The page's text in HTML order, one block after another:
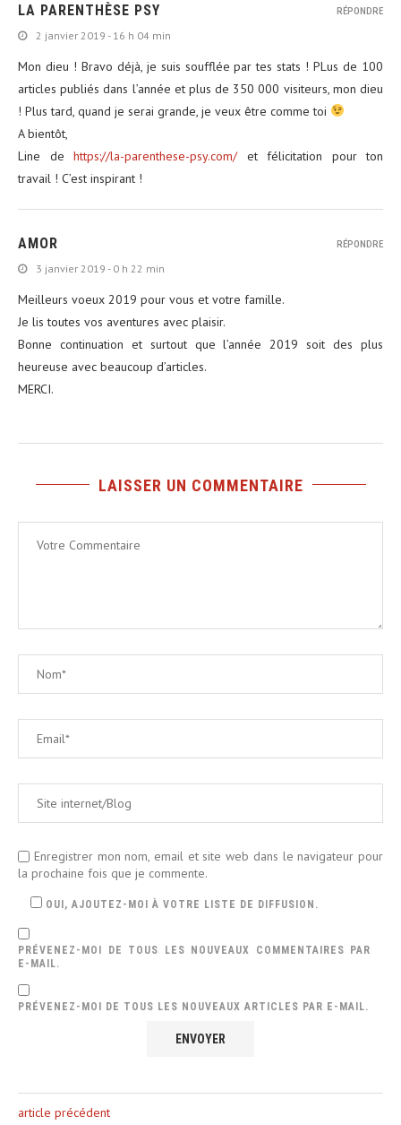
LA PARENTHÈSE PSY
2 janvier 2019 - 16 h 04 min
Mon dieu ! Bravo déjà, je suis soufflée par tes stats ! PLus de 100
articles publiés dans l’année et plus de 350 000 visiteurs, mon dieu
! Plus tard, quand je serai grande, je veux être comme toi
A bientôt,
Line de https://la-parenthese-psy.com/et félicitation pour ton
travail ! C’est inspirant !
RÉPONDRE
AMOR
3 janvier 2019 - 0 h 22 min
Meilleurs voeux 2019 pour vous et votre famille.
Je lis toutes vos aventures avec plaisir.
Bonne continuation et surtout que l’année 2019 soit des plus
heureuse avec beaucoup d’articles.
MERCI.
RÉPONDRE
LAISSER UN COMMENTAIRE
Enregistrer mon nom, email et site web dans le navigateur pour
la prochaine fois que je commente.
OUI, AJOUTEZ-MOI À VOTRE LISTE DE DIFFUSION.
PRÉVENEZ-MOI DE TOUS LES NOUVEAUX COMMENTAIRES PAR
E-MAIL.
PRÉVENEZ-MOI DE TOUS LES NOUVEAUX ARTICLES PAR E-MAIL.
article précédent